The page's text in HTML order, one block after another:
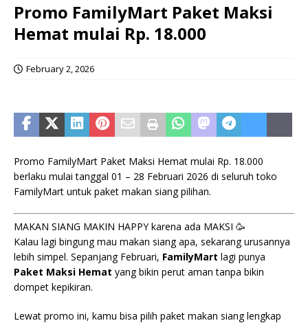
Promo FamilyMart Paket Maksi
Hemat mulai Rp. 18.000
February 2, 2026
Promo FamilyMart Paket Maksi Hemat mulai Rp. 18.000
berlaku mulai tanggal 01 – 28 Februari 2026 di seluruh toko
FamilyMart untuk paket makan siang pilihan.
MAKAN SIANG MAKIN HAPPY karena ada MAKSI 🥳
Kalau lagi bingung mau makan siang apa, sekarang urusannya
lebih simpel. Sepanjang Februari, FamilyMart lagi punya
Paket Maksi Hemat yang bikin perut aman tanpa bikin
dompet kepikiran.
Lewat promo ini, kamu bisa pilih paket makan siang lengkap